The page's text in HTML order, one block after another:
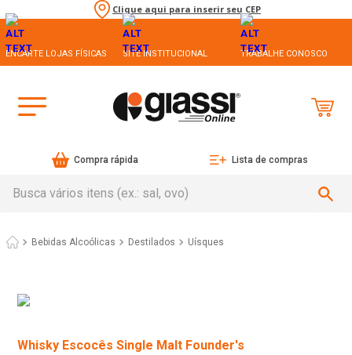
Clique aqui para inserir seu CEP
ENCARTE LOJAS FÍSICAS SITE INSTITUCIONAL TRABALHE CONOSCO
Compra rápida Lista de compras
Bebidas Alcoólicas Destilados Uísques
Whisky Escocês Single Malt Founder's